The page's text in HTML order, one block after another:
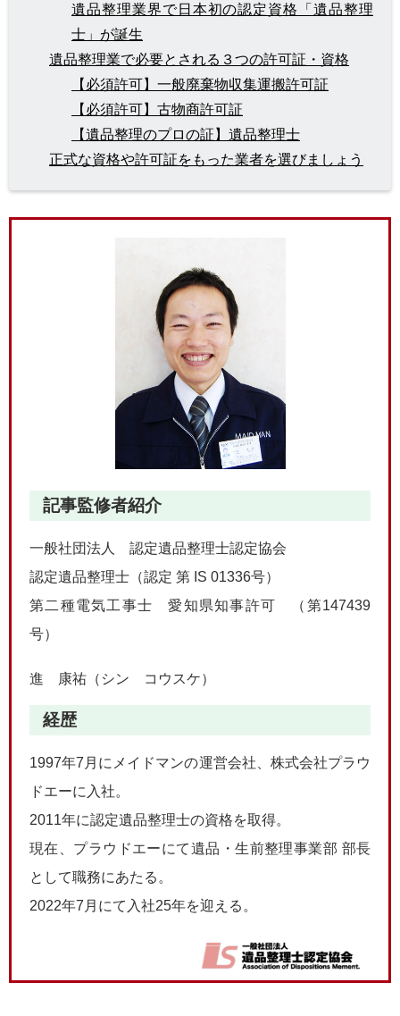
遺品整理業界で日本初の認定資格「遺品整理
士」が誕生
遺品整理業で必要とされる３つの許可証・資格
【必須許可】一般廃棄物収集運搬許可証
【必須許可】古物商許可証
【遺品整理のプロの証】遺品整理士
正式な資格や許可証をもった業者を選びましょう
記事監修者紹介
一般社団法人 認定遺品整理士認定協会
認定遺品整理士（認定 第 IS 01336号）
第二種電気工事士 愛知県知事許可 （第147439
号）
進 康祐（シン コウスケ）
経歴
1997年7月にメイドマンの運営会社、株式会社プラウ
ドエーに入社。
2011年に認定遺品整理士の資格を取得。
現在、プラウドエーにて遺品・生前整理事業部 部長
として職務にあたる。
2022年7月にて入社25年を迎える。